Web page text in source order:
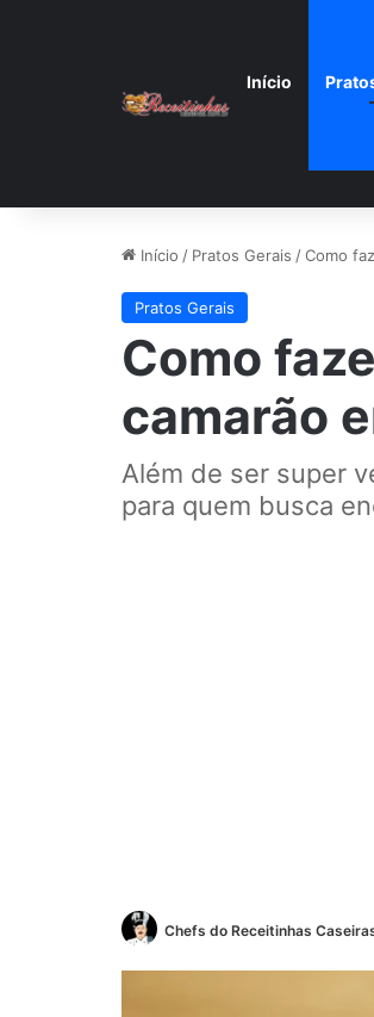
Início
Início / Pratos Gerais /Como
Pratos Gerais
Como
camarão
Além de ser super
para quem busca
Chefs do Receitinhas